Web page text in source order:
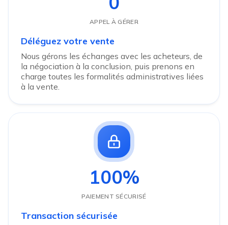
APPEL À GÉRER
Déléguez votre vente
Nous gérons les échanges avec les acheteurs, de
la négociation à la conclusion, puis prenons en
charge toutes les formalités administratives liées
à la vente.
100%
PAIEMENT SÉCURISÉ
Transaction sécurisée